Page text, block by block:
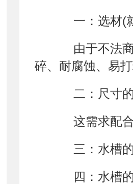
一：选材(就
由于不法商
碎、耐腐蚀、易
二：尺寸的
这需求配合
三：水槽的
四：水槽的